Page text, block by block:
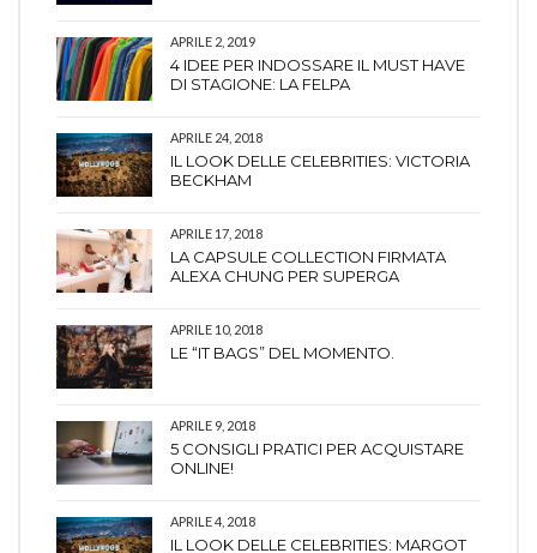
APRILE 2, 2019
4 IDEE PER INDOSSARE IL MUST HAVE
DI STAGIONE: LA FELPA
APRILE 24, 2018
IL LOOK DELLE CELEBRITIES: VICTORIA
BECKHAM
APRILE 17, 2018
LA CAPSULE COLLECTION FIRMATA
ALEXA CHUNG PER SUPERGA
APRILE 10, 2018
LE “IT BAGS” DEL MOMENTO.
APRILE 9, 2018
5 CONSIGLI PRATICI PER ACQUISTARE
ONLINE!
APRILE 4, 2018
IL LOOK DELLE CELEBRITIES: MARGOT